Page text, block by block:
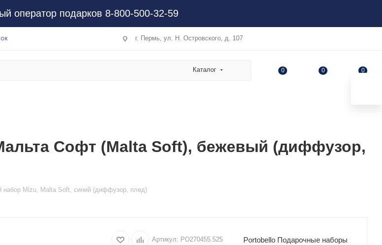
оператор подарков 8-800-500-32-59
г. Пермь, ул. Н. Островского, д. 107
Каталог 0 0 0
Софт (Malta Soft), бежевый (диффузор,
набор Mizu, Malta Soft, синий (диффузор, плед)
Артикул: PO270455.525 Portobello Подарочные наборы